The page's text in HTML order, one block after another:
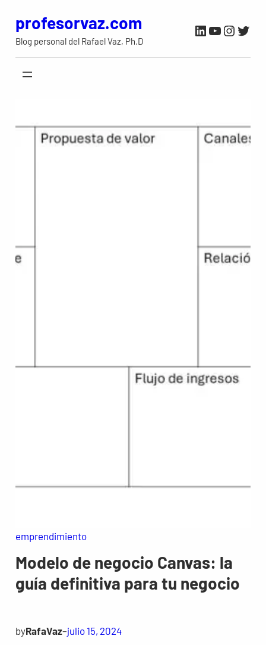
contenido
profesorvaz.com
Blog personal del Rafael Vaz, Ph.D
LinkedIn
YouTube
emprendimiento
Modelo de negocio Canvas: la
guía definitiva para tu negocio
byRafaVaz–julio 15, 2024